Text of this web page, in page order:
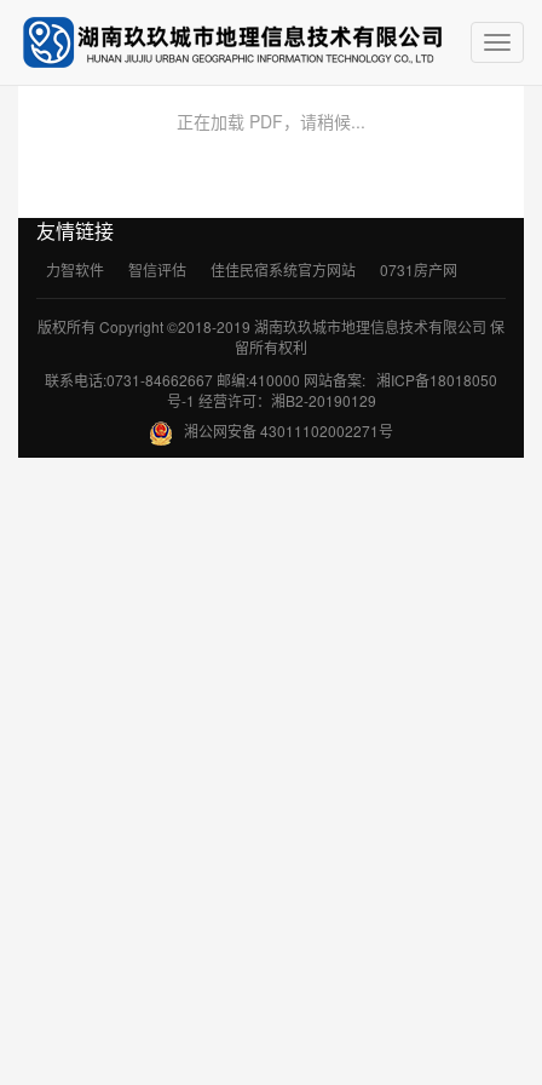
正在加载 PDF，请稍候...
友情链接
力智软件 智信评估 佳佳民宿系统官方网站 0731房产网
版权所有 Copyright ©2018-2019 湖南玖玖城市地理信息技术有限公司 保
留所有权利
联系电话:0731-84662667 邮编:410000 网站备案: 湘ICP备18018050
号-1 经营许可： 湘B2-20190129
湘公网安备 43011102002271号